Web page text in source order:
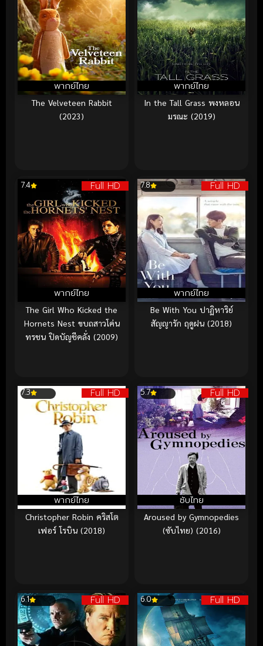
พากย์ไทย
The Velveteen Rabbit
(2023)
พากย์ไทย
In the Tall Grass พงหลอน
มรณะ (2019)
Full HD
พากย์ไทย
7.4
The Girl Who Kicked the
Hornets Nest ขบถสาวโค่น
ทรชน ปิดบัญชีคลั่ง (2009)
Full HD
พากย์ไทย
7.8
Be With You ปาฏิหาริย์
สัญญารัก ฤดูฝน (2018)
Full HD
พากย์ไทย
7.3
Christopher Robin คริสโต
เฟอร์ โรบิน (2018)
Full HD
ซับไทย
5.7
Aroused by Gymnopedies
(ซับไทย) (2016)
Full HD
6.1 Full HD
6.0